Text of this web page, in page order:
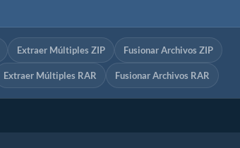
Extraer Múltiples ZIP Fusionar Archivos ZIP
Extraer Múltiples RAR Fusionar Archivos RAR